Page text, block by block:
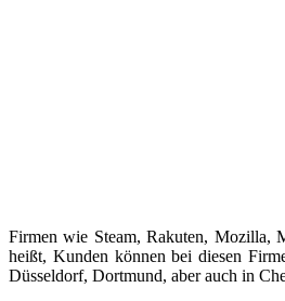
Firmen wie Steam, Rakuten, Mozilla,
heißt, Kunden können bei diesen
Düsseldorf, Dortmund, aber auch in